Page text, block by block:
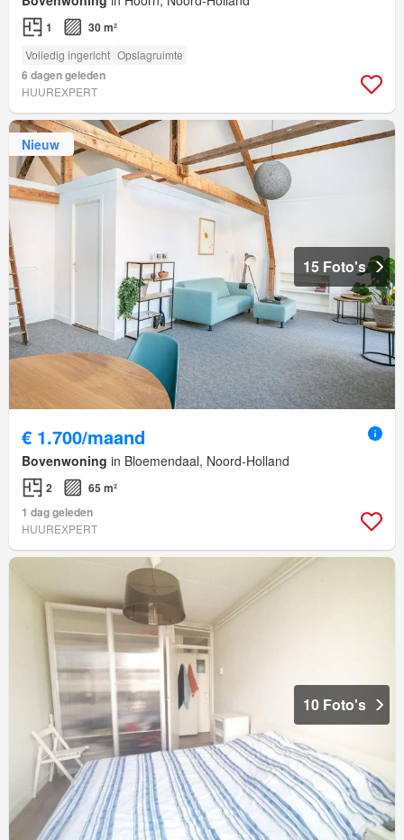
1 30 m²
Volledig ingericht Opslagruimte
6 dagen geleden
HUUREXPERT
Nieuw
15 Foto's
€ 1.700/maand
Bovenwoning in Bloemendaal, Noord-Holland
2
65 m²
1 dag geleden
HUUREXPERT
10 Foto's